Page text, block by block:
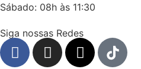
Sábado: 08h às 11:30
Siga nossas Redes